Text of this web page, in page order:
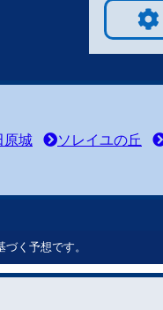
原城 ソレイユの丘
く予想です。